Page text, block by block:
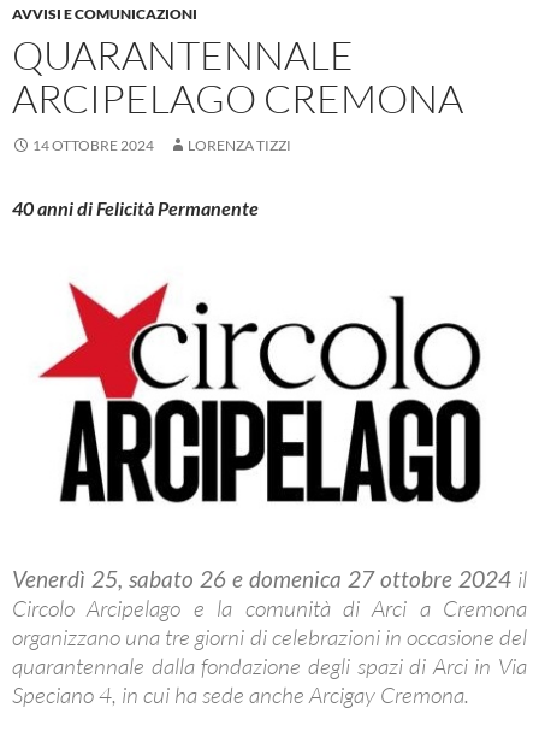
AVVISI E COMUNICAZIONI
QUARANTENNALE
ARCIPELAGO CREMONA
14 OTTOBRE 2024 LORENZA TIZZI
40 anni di Felicità Permanente
Venerdì 25, sabato 26 e domenica 27 ottobre 2024 il
Circolo Arcipelago e la comunità di Arci a Cremona
organizzano una tre giorni di celebrazioni in occasione del
quarantennale dalla fondazione degli spazi di Arci in Via
Speciano 4, in cui ha sede anche Arcigay Cremona.